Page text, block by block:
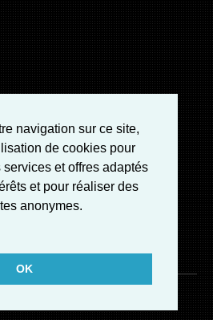
navigation sur ce site,
de cookies pour
et offres adaptés
et pour réaliser des
anonymes.
OK